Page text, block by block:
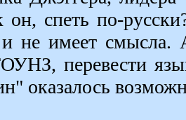
он, спеть по-
не имеет смысла.
перевести
оказалось